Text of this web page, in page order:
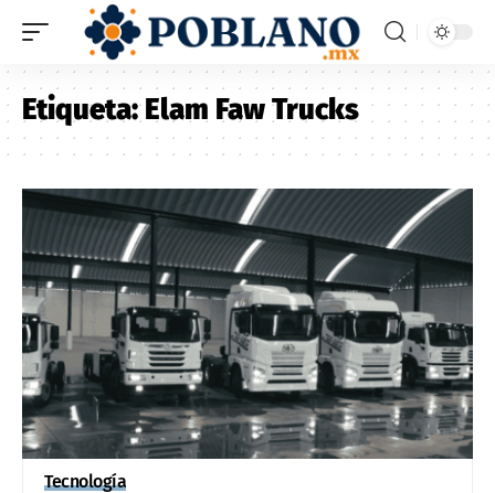
Etiqueta:Elam Faw Trucks
Tecnología